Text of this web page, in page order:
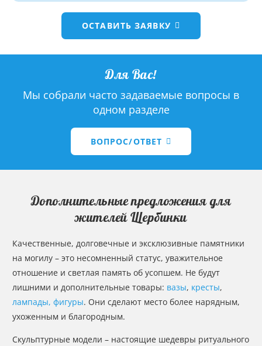
ОСТАВИТЬ ЗАЯВКУ
Для Вас!
Мы собрали часто задаваемые вопросы в
одном разделе
ВОПРОС/ОТВЕТ
Дополнительные предложения для
жителей Щербинки
Качественные, долговечные и эксклюзивные памятники
на могилу – это несомненный статус, уважительное
отношение и светлая память об усопшем. Не будут
лишними и дополнительные товары: вазы, кресты,
лампады, фигуры. Они сделают место более нарядным,
ухоженным и благородным.
Скульптурные модели – настоящие шедевры ритуального